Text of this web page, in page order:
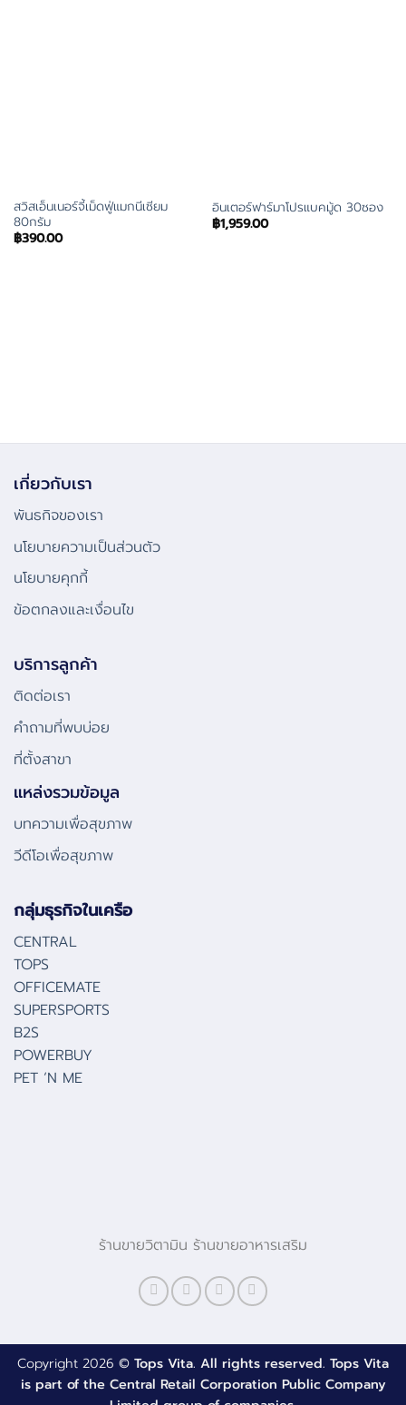
สวิสเอ็นเนอร์จี้เม็ดฟู่แมกนีเซียม
80กรัม
฿390.00
อินเตอร์ฟาร์มาโปรแบคมู้ด 30ซอง
฿1,959.00
เกี่ยวกับเรา
พันธกิจของเรา
นโยบายความเป็นส่วนตัว
นโยบายคุกกี้
ข้อตกลงและเงื่อนไข
บริการลูกค้า
ติดต่อเรา
คําถามที่พบบ่อย
ที่ตั้งสาขา
แหล่งรวมข้อมูล
บทความเพื่อสุขภาพ
วีดีโอเพื่อสุขภาพ
กลุ่มธุรกิจในเครือ
CENTRAL
TOPS
OFFICEMATE
SUPERSPORTS
B2S
POWERBUY
PET ‘N ME
ร้านขายวิตามิน ร้านขายอาหารเสริม
Copyright 2026 © Tops Vita. All rights reserved. Tops Vita
is part of the Central Retail Corporation Public Company